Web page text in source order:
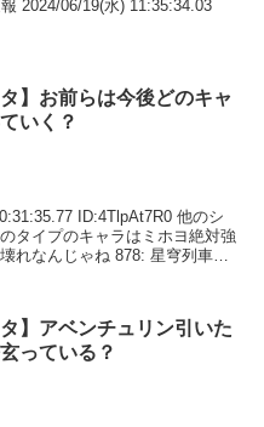
2024/06/19(水) 11:35:34.03
タ】お前らは今後どのキャ
いく？
ID:4TlpAt7R0 他のシ
タイプのキャラはミホヨ絶対強
れなんじゃね 878: 星穹列車速
タ】アベンチュリン引いた
っている？